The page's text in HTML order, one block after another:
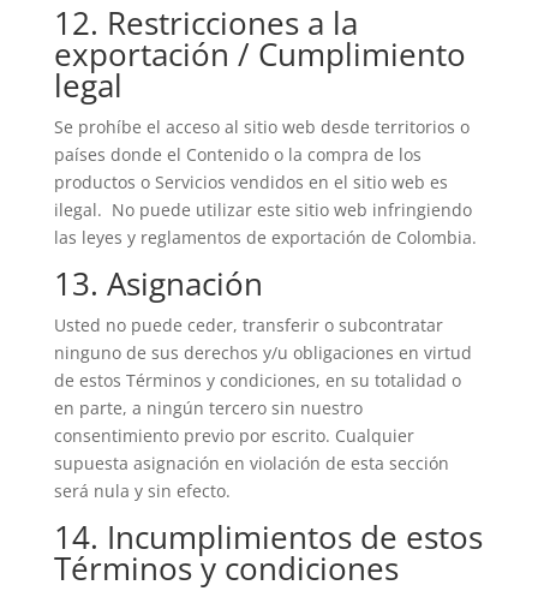
12. Restricciones a la
exportación / Cumplimiento
legal
Se prohíbe el acceso al sitio web desde territorios o
países donde el Contenido o la compra de los
productos o Servicios vendidos en el sitio web es
ilegal. No puede utilizar este sitio web infringiendo
las leyes y reglamentos de exportación de Colombia.
13. Asignación
Usted no puede ceder, transferir o subcontratar
ninguno de sus derechos y/u obligaciones en virtud
de estos Términos y condiciones, en su totalidad o
en parte, a ningún tercero sin nuestro
consentimiento previo por escrito. Cualquier
supuesta asignación en violación de esta sección
será nula y sin efecto.
14. Incumplimientos de estos
Términos y condiciones